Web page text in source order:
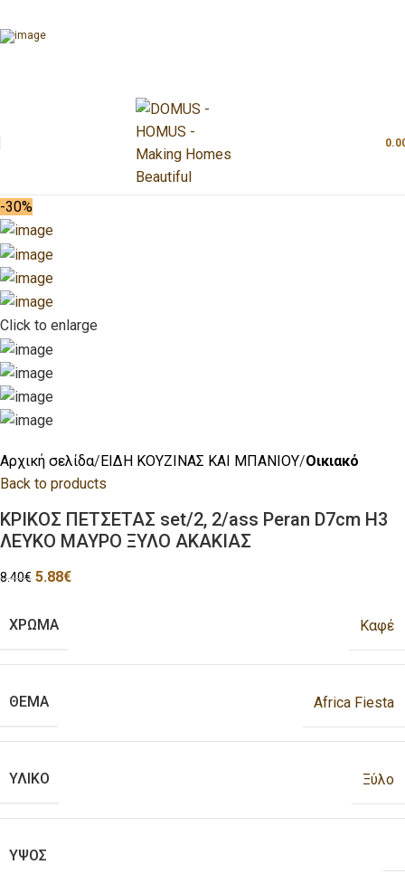
-30%
Click to enlarge
Αρχική σελίδα ΕΙΔΗ ΚΟΥΖΙΝΑΣ ΚΑΙ ΜΠΑΝΙΟΥ Οικιακό
Back to products
ΚΡΙΚΟΣ ΠΕΤΣΕΤΑΣ set/2, 2/ass Peran D7cm H3
ΛΕΥΚΟ ΜΑΥΡΟ ΞΥΛΟ ΑΚΑΚΙΑΣ
8.40€ 5.88€
ΧΡΩΜΑ Καφέ
ΘΕΜΑ Africa Fiesta
ΥΛΙΚΟ Ξύλο
ΥΨΟΣ